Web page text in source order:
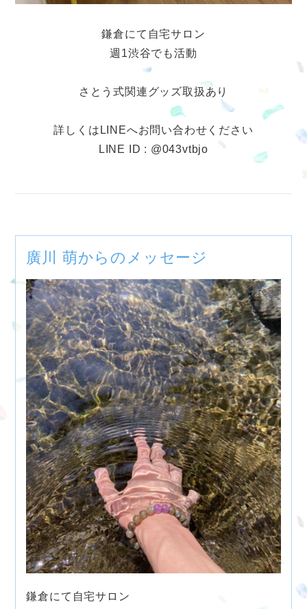
鎌倉にて自宅サロン
週1渋谷でも活動
さとう式関連グッズ取扱あり
詳しくはLINEへお問い合わせください
LINE ID : @043vtbjo
廣川 萌からのメッセージ
鎌倉にて自宅サロン